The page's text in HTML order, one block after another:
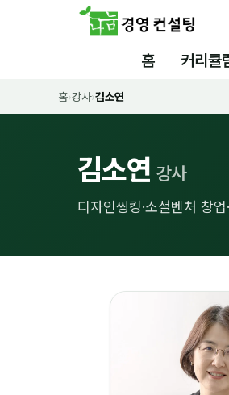
홈 커리큘
홈›강사›김소연
김소연강사
디자인씽킹·소셜벤처 창